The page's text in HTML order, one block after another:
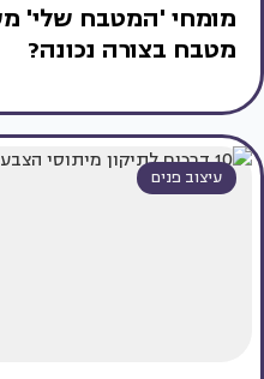
מומחי 'המטבח שלי'
מטבח בצורה נכונה?
עיצוב פנים